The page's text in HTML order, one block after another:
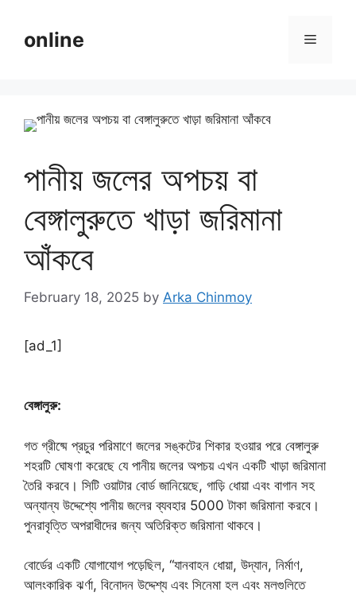
contentonline Menu
পানীয় জলের অপচয় বা
বেঙ্গালুরুতে খাড়া জরিমানা
আঁকবে
February 18, 2025 by Arka Chinmoy
[ad_1]
বেঙ্গালুরু:
গত গ্রীষ্মে প্রচুর পরিমাণে জলের সঙ্কটের শিকার হওয়ার পরে বেঙ্গালুরু
শহরটি ঘোষণা করেছে যে পানীয় জলের অপচয় এখন একটি খাড়া জরিমানা
তৈরি করবে। সিটি ওয়াটার বোর্ড জানিয়েছে, গাড়ি ধোয়া এবং বাগান সহ
অন্যান্য উদ্দেশ্যে পানীয় জলের ব্যবহার 5000 টাকা জরিমানা করবে।
পুনরাবৃত্তি অপরাধীদের জন্য অতিরিক্ত জরিমানা থাকবে।
বোর্ডের একটি যোগাযোগ পড়েছিল, “যানবাহন ধোয়া, উদ্যান, নির্মাণ,
আলংকারিক ঝর্ণা, বিনোদন উদ্দেশ্য এবং সিনেমা হল এবং মলগুলিতে